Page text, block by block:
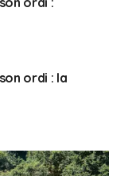
ordi : la